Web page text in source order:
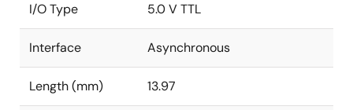
I/O Type 5.0 V TTL
Interface Asynchronous
Length (mm) 13.97